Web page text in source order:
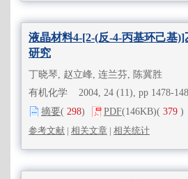
液晶材料4-[2-(反-4-丙基环己基
研究
丁晓琴, 赵立峰, 连兰芬, 陈冀胜
有机化学 2004, 24 (11), pp 1478-
摘要( 298) PDF(146KB)( 379 )
参考文献 | 相关文章 | 相关统计